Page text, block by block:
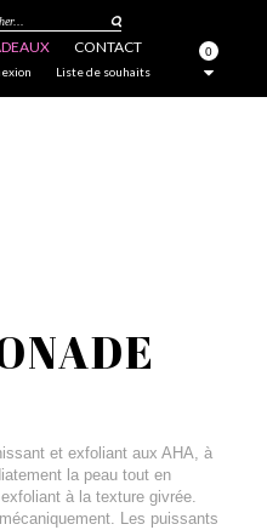
CONTACT 0
Liste de souhaits
et exfoliant aux AHA, à
la peau tout en
à la texture givrée.
Les puissants